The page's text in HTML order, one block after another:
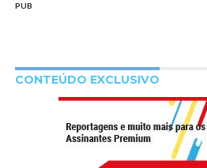
PUB
CONTEÚDO EXCLUSIVO